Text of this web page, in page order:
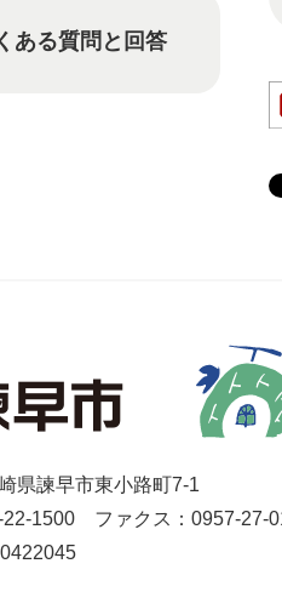
ある質問と回答
県諫早市東小路町7-1
1500
ファクス：0957-27-